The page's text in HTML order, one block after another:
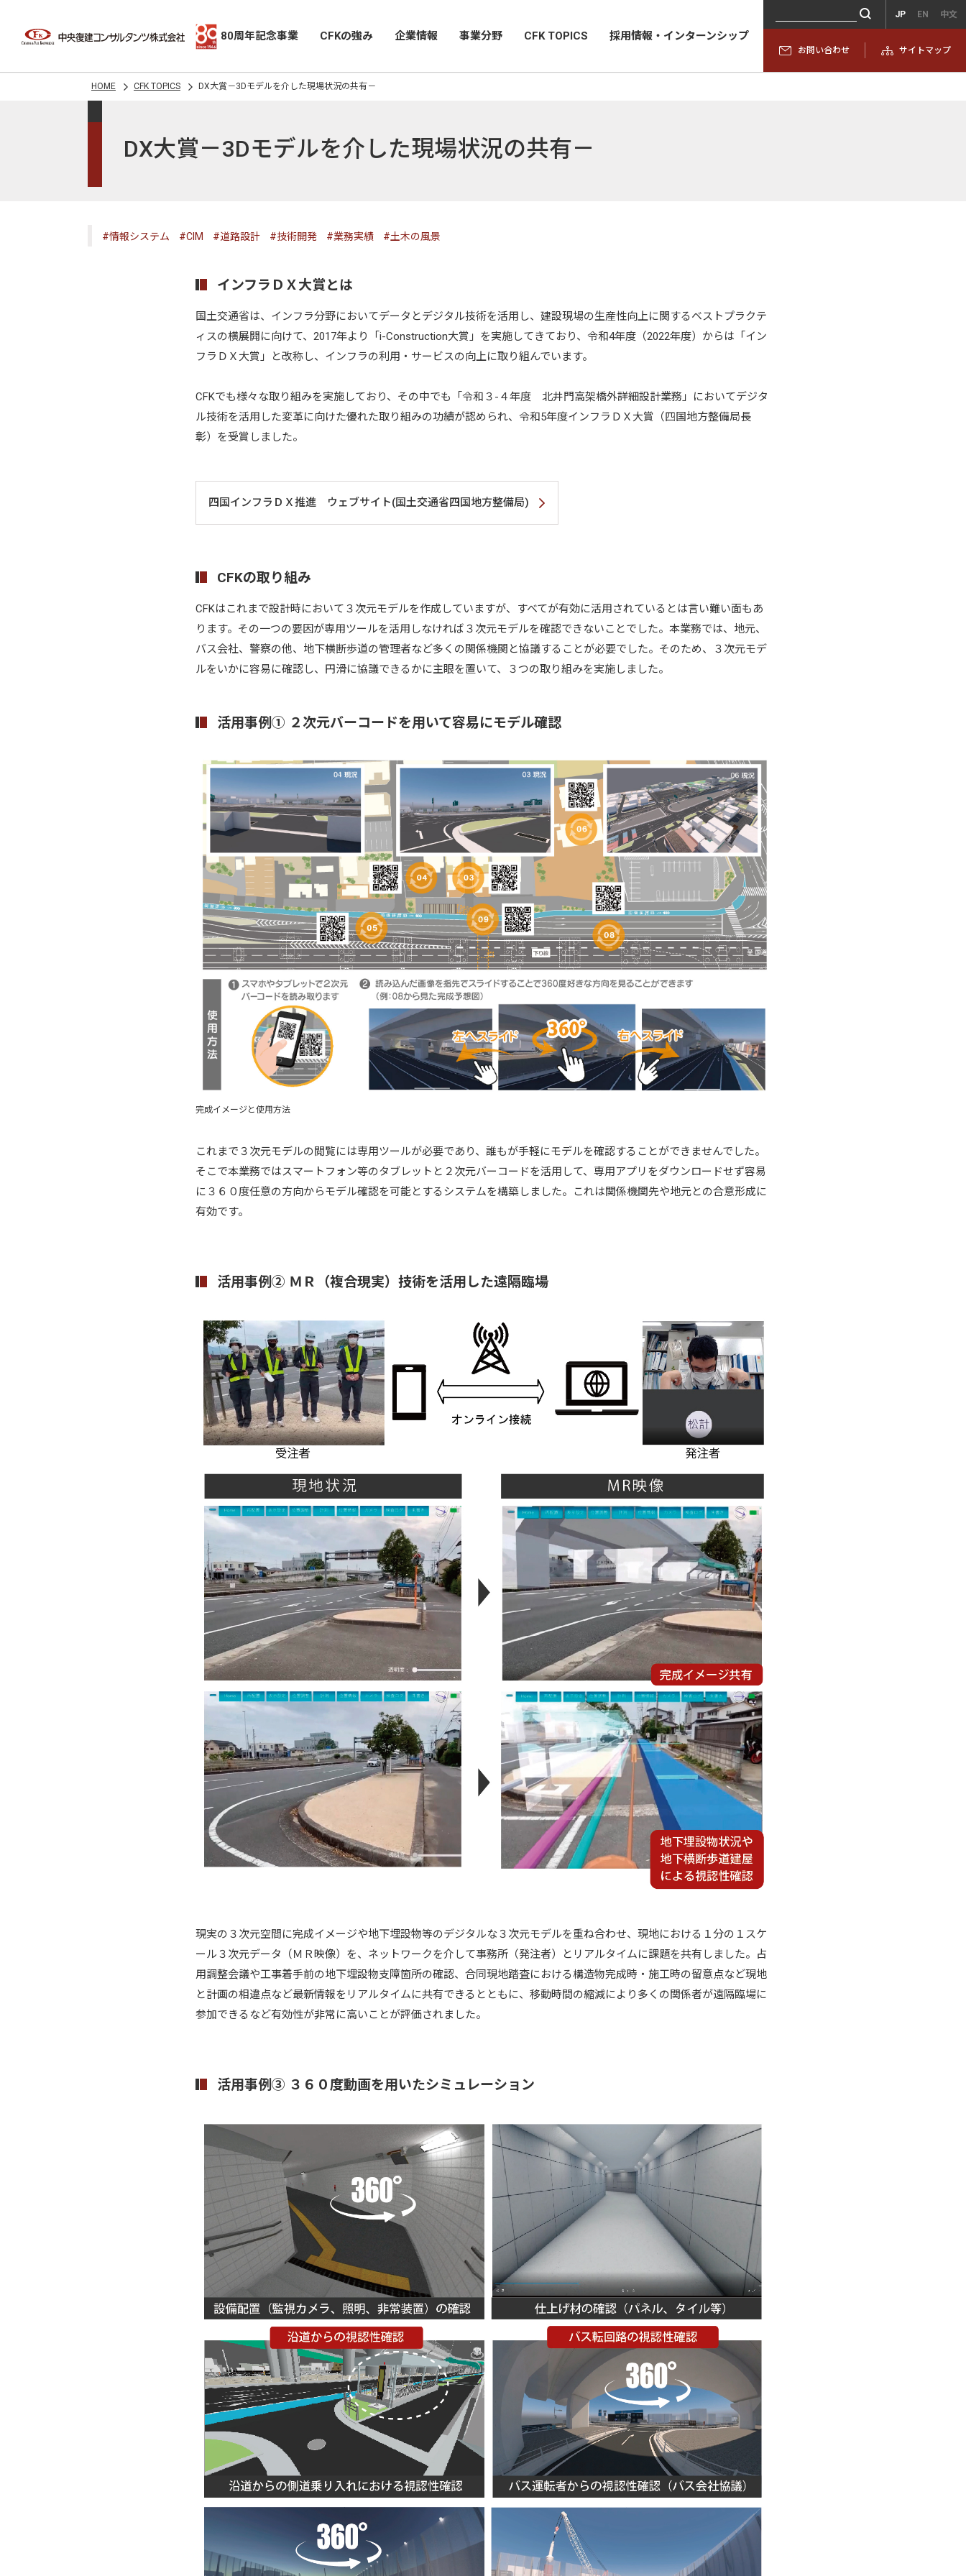
80周年記念事業 CFKの強み 企業情報 事業分野 CFK TOPICS 採用情報・インターンシップ
JP EN 中文
お問い合わせ サイトマップ
HOME CFK TOPICS DX大賞－3Dモデルを介した現場状況の共有－
DX大賞－3Dモデルを介した現場状況の共有－
#情報システム #CIM #道路設計 #技術開発 #業務実績 #土木の風景
インフラＤＸ大賞とは
国土交通省は、インフラ分野においてデータとデジタル技術を活用し、建設現場の生産性向上に関するベストプラクテ
ィスの横展開に向けて、2017年より「i-Construction大賞」を実施してきており、令和4年度（2022年度）からは「イン
フラＤＸ大賞」と改称し、インフラの利用・サービスの向上に取り組んでいます。
CFKでも様々な取り組みを実施しており、その中でも「令和３-４年度 北井門高架橋外詳細設計業務」においてデジタ
ル技術を活用した変革に向けた優れた取り組みの功績が認められ、令和5年度インフラＤＸ大賞（四国地方整備局長
彰）を受賞しました。
四国インフラＤＸ推進 ウェブサイト(国土交通省四国地方整備局)
CFKの取り組み
CFKはこれまで設計時において３次元モデルを作成していますが、すべてが有効に活用されているとは言い難い面もあ
ります。その一つの要因が専用ツールを活用しなければ３次元モデルを確認できないことでした。本業務では、地元、
バス会社、警察の他、地下横断歩道の管理者など多くの関係機関と協議することが必要でした。そのため、３次元モデ
ルをいかに容易に確認し、円滑に協議できるかに主眼を置いて、３つの取り組みを実施しました。
活用事例① ２次元バーコードを用いて容易にモデル確認
完成イメージと使用方法
これまで３次元モデルの閲覧には専用ツールが必要であり、誰もが手軽にモデルを確認することができませんでした。
そこで本業務ではスマートフォン等のタブレットと２次元バーコードを活用して、専用アプリをダウンロードせず容易
に３６０度任意の方向からモデル確認を可能とするシステムを構築しました。これは関係機関先や地元との合意形成に
有効です。
活用事例② ＭＲ（複合現実）技術を活用した遠隔臨場
現実の３次元空間に完成イメージや地下埋設物等のデジタルな３次元モデルを重ね合わせ、現地における１分の１スケ
ール３次元データ（ＭＲ映像）を、ネットワークを介して事務所（発注者）とリアルタイムに課題を共有しました。占
用調整会議や工事着手前の地下埋設物支障箇所の確認、合同現地踏査における構造物完成時・施工時の留意点など現地
と計画の相違点など最新情報をリアルタイムに共有できるとともに、移動時間の縮減により多くの関係者が遠隔臨場に
参加できるなど有効性が非常に高いことが評価されました。
活用事例③ ３６０度動画を用いたシミュレーション